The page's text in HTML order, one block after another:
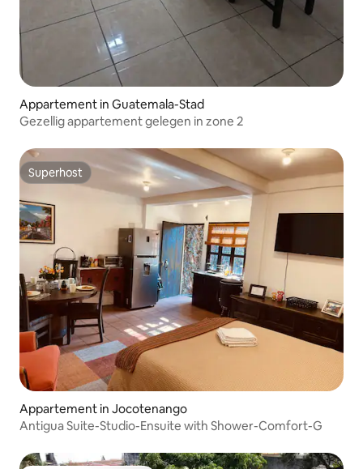
Appartement in Guatemala-Stad
Gezellig appartement gelegen in zone 2
Superhost
Superhost
Appartement in Jocotenango
Antigua Suite-Studio-Ensuite with Shower-Comfort-G